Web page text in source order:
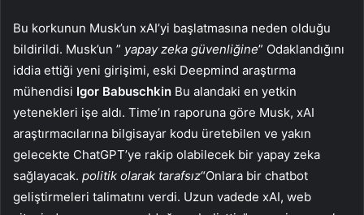
Bu korkunun Musk’un xAI’yi başlatmasına neden olduğu
bildirildi. Musk’un ” yapay zeka güvenliğine” Odaklandığını
iddia ettiği yeni girişimi, eski Deepmind araştırma
mühendisi Igor Babuschkin Bu alandaki en yetkin
yetenekleri işe aldı. Time’ın raporuna göre Musk, xAI
araştırmacılarına bilgisayar kodu üretebilen ve yakın
gelecekte ChatGPT’ye rakip olabilecek bir yapay zeka
sağlayacak. politik olarak tarafsız“Onlara bir chatbot
geliştirmeleri talimatını verdi. Uzun vadede xAI, web